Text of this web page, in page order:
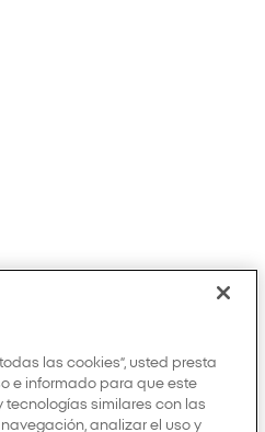
las cookies”, usted presta
e informado para que este
tecnologías similares con las
analizar el uso y